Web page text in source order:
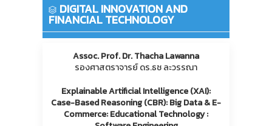
DIGITAL INNOVATION AND
FINANCIAL TECHNOLOGY
Assoc. Prof. Dr. Thacha Lawanna
รองศาสตราจารย์ ดร.ธช ละวรรณา
Explainable Artificial Intelligence (XAI):
Case-Based Reasoning (CBR): Big Data & E-
Commerce: Educational Technology :